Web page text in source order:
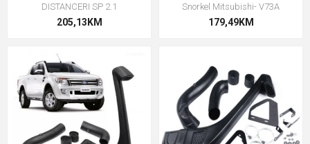
DISTANCERI SP 2.1
205,13KM
Snorkel Mitsubishi- V73A
179,49KM